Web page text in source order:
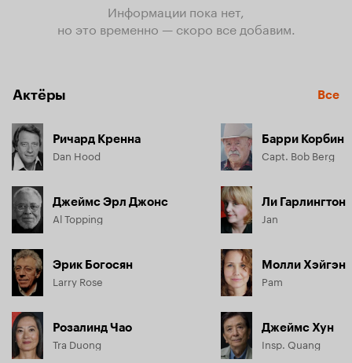
Информации пока нет,
но это временно — скоро все добавим.
Актёры Все
Ричард Кренна
Dan Hood
Джеймс Эрл Джонс
Al Topping
Эрик Богосян
Larry Rose
Розалинд Чао
Tra Duong
Барри Корбин
Capt. Bob Berg
Ли Гарлингтон
Jan
Молли Хэйгэн
Pam
Джеймс Хун
Insp. Quang